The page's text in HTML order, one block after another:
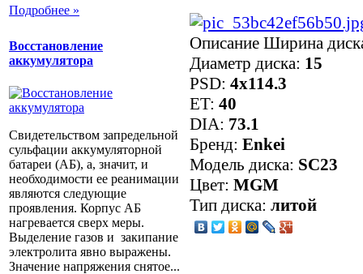
Подробнее »
Восстановление
аккумулятора
Свидетельством запредельной
сульфации аккумуляторной
батареи (АБ), а, значит, и
необходимости ее реанимации
являются следующие
проявления. Корпус АБ
нагревается сверх меры.
Выделение газов и закипание
электролита явно выражены.
Значение напряжения снятое...
Описание Ширина
Диаметр диска: 15
PSD: 4x114.3
ET: 40
DIA: 73.1
Бренд: Enkei
Модель диска: SC23
Цвет: MGM
Тип диска: литой